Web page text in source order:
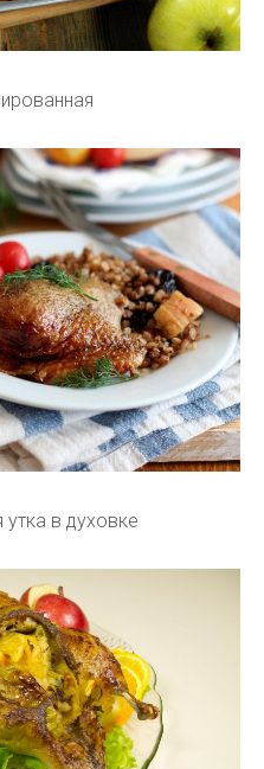
в духовке